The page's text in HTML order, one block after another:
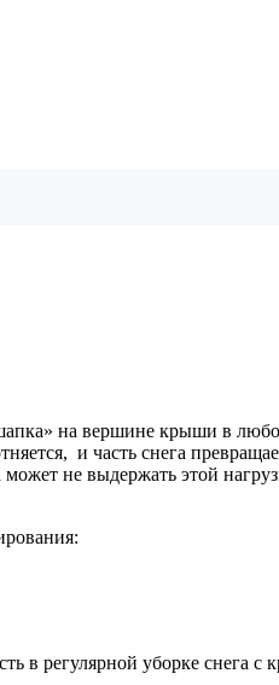
на вершине крыши в
и часть снега
не выдержать этой
регулярной уборке снега с